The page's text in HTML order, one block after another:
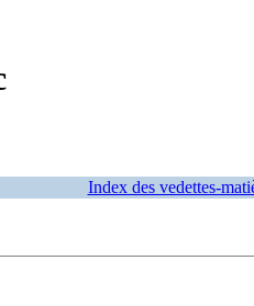
Index des vedettes-